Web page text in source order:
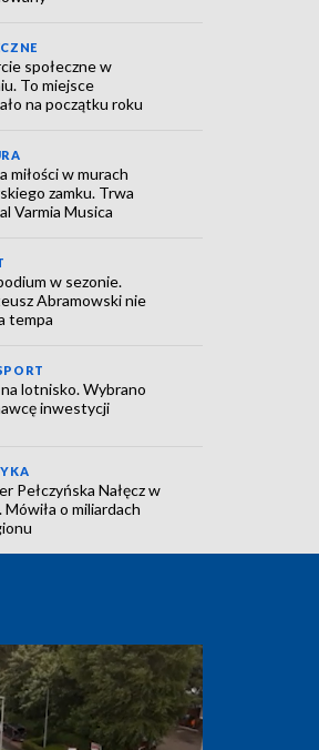
społeczne w
To miejsce
na początku roku
miłości w murach
zamku. Trwa
Varmia Musica
w sezonie.
Abramowski nie
tempa
lotnisko. Wybrano
inwestycji
Pełczyńska Nałęcz w
Mówiła o miliardach